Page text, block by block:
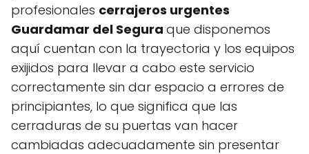
profesionales cerrajeros urgentes
Guardamar del Segura que disponemos
aquí cuentan con la trayectoria y los equipos
exijidos para llevar a cabo este servicio
correctamente sin dar espacio a errores de
principiantes, lo que significa que las
cerraduras de su puertas van hacer
cambiadas adecuadamente sin presentar